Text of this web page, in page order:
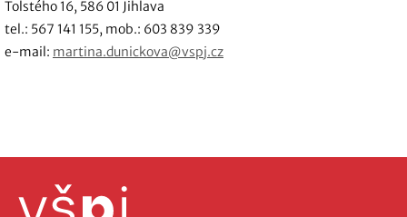
Tolstého 16, 586 01 Jihlava
tel.: 567 141 155, mob.: 603 839 339
e-mail: martina.dunickova@vspj.cz